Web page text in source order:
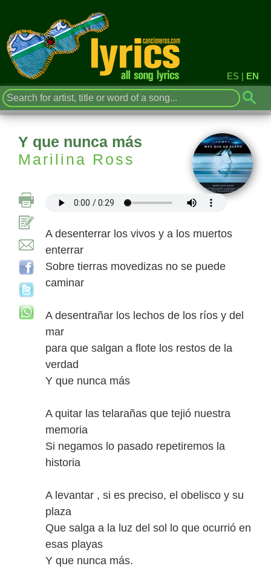
ES | EN
Y que nunca más
Marilina Ross
A desenterrar los vivos y a los muertos
enterrar
Sobre tierras movedizas no se puede
caminar
A desentrañar los lechos de los ríos y del
mar
para que salgan a flote los restos de la
verdad
Y que nunca más
A quitar las telarañas que tejió nuestra
memoria
Si negamos lo pasado repetiremos la
historia
A levantar , si es preciso, el obelisco y su
plaza
Que salga a la luz del sol lo que ocurrió en
esas playas
Y que nunca más.